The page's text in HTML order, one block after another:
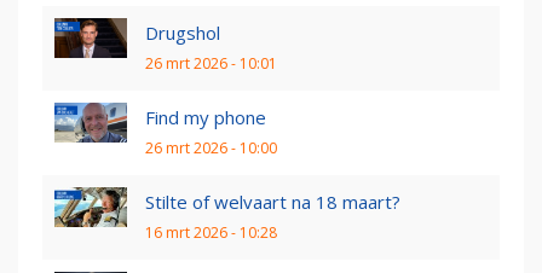
Drugshol
26 mrt 2026 - 10:01
Find my phone
26 mrt 2026 - 10:00
Stilte of welvaart na 18 maart?
16 mrt 2026 - 10:28